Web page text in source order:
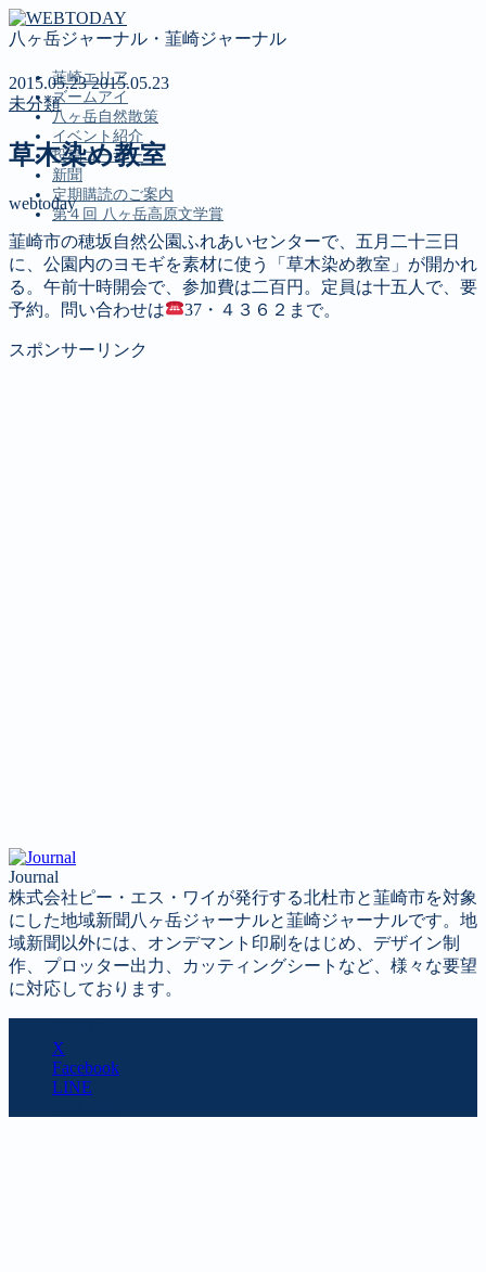
八ヶ岳ジャーナル・韮崎ジャーナル
韮崎エリア
ズームアイ
八ヶ岳自然散策
イベント紹介
投稿コーナー
新聞
定期購読のご案内
第４回 八ヶ岳高原文学賞
MENU
韮崎エリア
ズームアイ
八ヶ岳自然散策
2015.05.232015.05.23
未分類
草木染め教室
webtoday
韮崎市の穂坂自然公園ふれあいセンターで、五月二十三日
に、公園内のヨモギを素材に使う「草木染め教室」が開かれ
る。午前十時開会で、参加費は二百円。定員は十五人で、要
予約。問い合わせは
37・４３６２まで。
スポンサーリンク
Journal
株式会社ピー・エス・ワイが発行する北杜市と韮崎市を対象
にした地域新聞八ヶ岳ジャーナルと韮崎ジャーナルです。地
域新聞以外には、オンデマント印刷をはじめ、デザイン制
作、プロッター出力、カッティングシートなど、様々な要望
に対応しております。
X
Facebook
LINE